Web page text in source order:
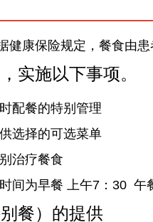
健康保险规定，餐食由
实施以下事项。
配餐的特别管理
选择的可选菜单
治疗餐食
间为早餐 上午7：30 午
餐）的提供